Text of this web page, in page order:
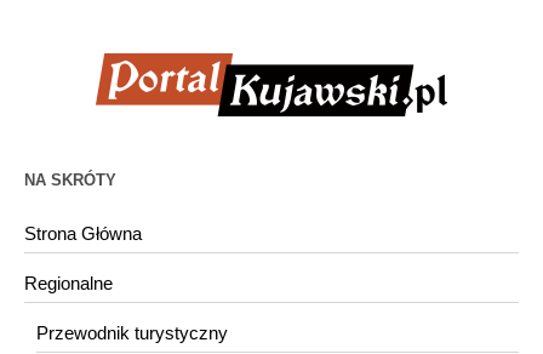
NA SKRÓTY
Strona Główna
Regionalne
Przewodnik turystyczny